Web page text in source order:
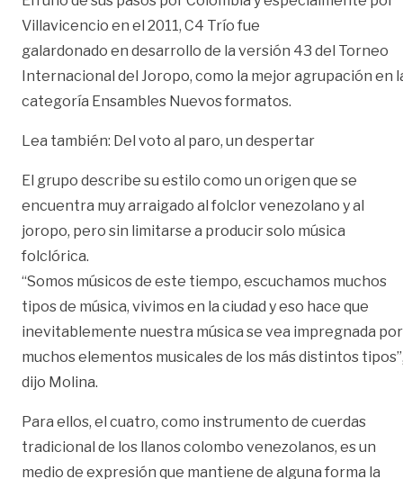
Villavicencio en el 2011, C4 Trío fue
galardonado en desarrollo de la versión 43 del Torneo
Internacional del Joropo, como la mejor agrupación en
categoría Ensambles Nuevos formatos.
Lea también: Del voto al paro, un despertar
El grupo describe su estilo como un origen que se
encuentra muy arraigado al folclor venezolano y al
joropo, pero sin limitarse a producir solo música
folclórica.
“Somos músicos de este tiempo, escuchamos muchos
tipos de música, vivimos en la ciudad y eso hace que
inevitablemente nuestra música se vea impregnada por
muchos elementos musicales de los más distintos
dijo Molina.
Para ellos, el cuatro, como instrumento de cuerdas
tradicional de los llanos colombo venezolanos, es un
medio de expresión que mantiene de alguna forma la